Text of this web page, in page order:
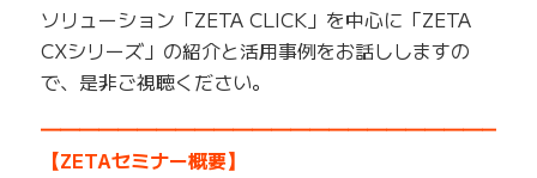
ソリューション「ZETA CLICK」を中心に「ZETA
CXシリーズ」の紹介と活用事例をお話ししますの
で、是非ご視聴ください。
【ZETAセミナー概要】